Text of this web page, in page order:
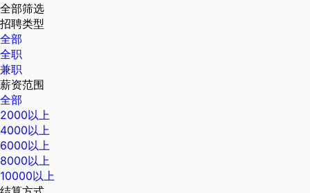
全部筛选
招聘类型
全部
全职
兼职
薪资范围
全部
2000以上
4000以上
6000以上
8000以上
10000以上